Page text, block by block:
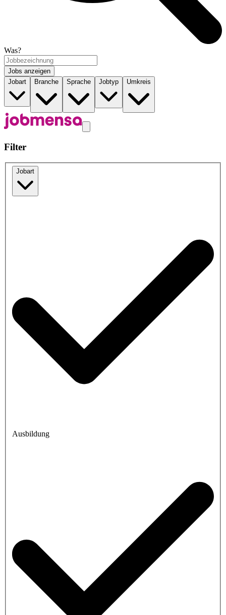
Was?
Jobs anzeigen
Jobart
Branche Sprache Jobtyp Umkreis
Filter
Jobart
Ausbildung